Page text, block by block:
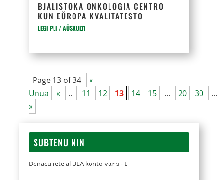
BJALISTOKA ONKOLOGIA CENTRO
KUN EŬROPA KVALITATESTO
LEGI PLI / AŬSKULTI
Page 13 of 34
«
Unua
« ... 11 12 13 14 15 ... 20 30
...
»
SUBTENU NIN
Donacu rete al UEA kontovars-t